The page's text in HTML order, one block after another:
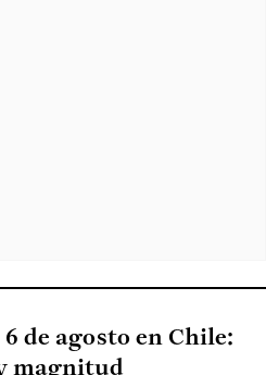
de agosto en Chile:
magnitud